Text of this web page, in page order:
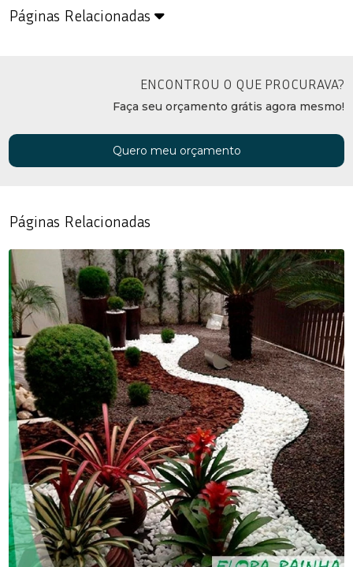
Páginas Relacionadas
ENCONTROU O QUE PROCURAVA?
Faça seu orçamento grátis agora mesmo!
Quero meu orçamento
Páginas Relacionadas